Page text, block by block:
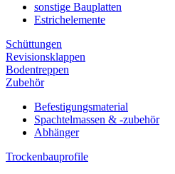
sonstige Bauplatten
Estrichelemente
Schüttungen
Revisionsklappen
Bodentreppen
Zubehör
Befestigungsmaterial
Spachtelmassen & -zubehör
Abhänger
Trockenbauprofile